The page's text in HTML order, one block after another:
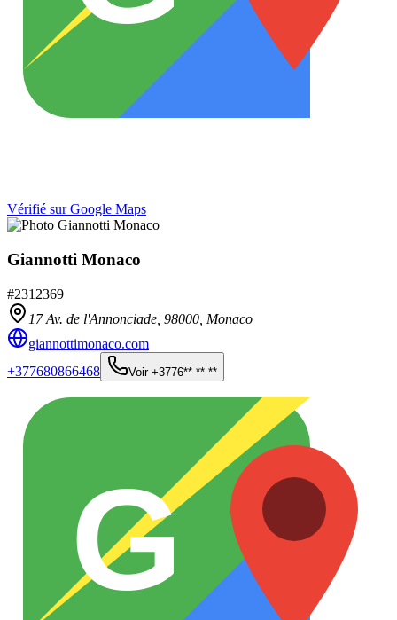
Vérifié sur Google Maps
Giannotti Monaco
#2312369
17 Av. de l'Annonciade, 98000 Monaco
giannottimonaco.com
+377680866468
Voir +3776** ** **
G